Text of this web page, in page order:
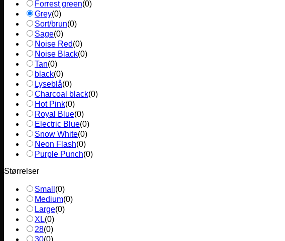
Forrest green(0)
Grey(0)
Sort/brun(0)
Sage(0)
Noise Red(0)
Noise Black(0)
Tan(0)
black(0)
Lyseblå(0)
Charcoal black(0)
Hot Pink(0)
Royal Blue(0)
Electric Blue(0)
Snow White(0)
Neon Flash(0)
Purple Punch(0)
Størrelser
Small (0)
Medium(0)
Large(0)
XL(0)
28(0)
30(0)